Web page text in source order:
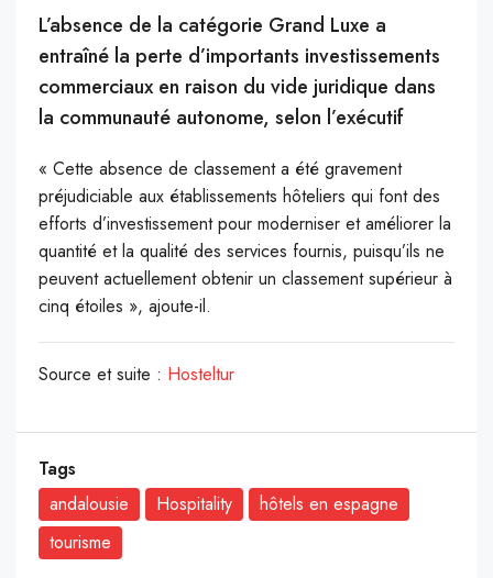
L’absence de la catégorie Grand Luxe a
entraîné la perte d’importants investissements
commerciaux en raison du vide juridique dans
la communauté autonome, selon l’exécutif
« Cette absence de classement a été gravement
préjudiciable aux établissements hôteliers qui font des
efforts d’investissement pour moderniser et améliorer la
quantité et la qualité des services fournis, puisqu’ils ne
peuvent actuellement obtenir un classement supérieur à
cinq étoiles », ajoute-il.
Source et suite : Hosteltur
Tags
andalousie
Hospitality
hôtels en espagne
tourisme